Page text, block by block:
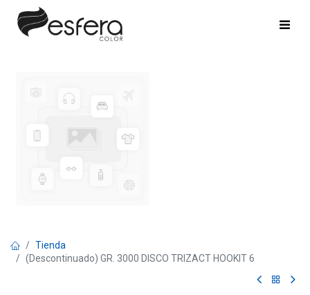
Tienda
(Descontinuado) GR. 3000 DISCO TRIZACT HOOKIT 6